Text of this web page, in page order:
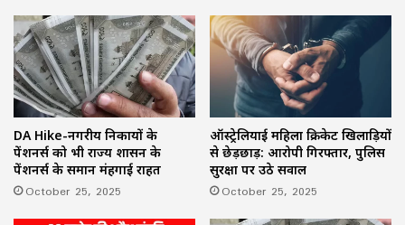
DA Hike-नगरीय निकायों के
पेंशनर्स को भी राज्य शासन के
पेंशनर्स के समान मंहगाई राहत
October 25, 2025
ऑस्ट्रेलियाई महिला क्रिकेट खिलाड़ियों
से छेड़छाड़: आरोपी गिरफ्तार, पुलिस
सुरक्षा पर उठे सवाल
October 25, 2025